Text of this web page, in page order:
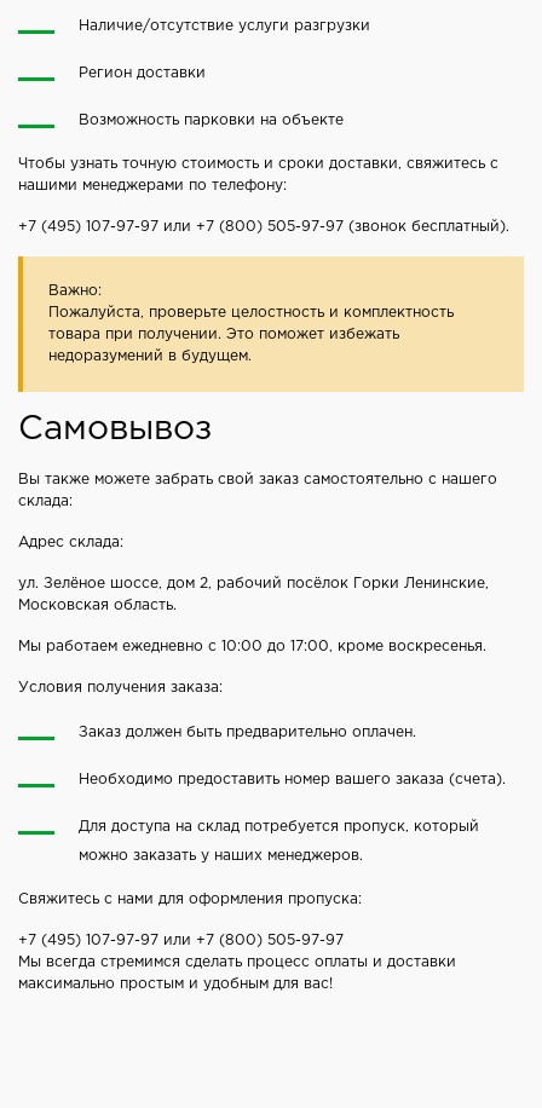
Наличие/отсутствие услуги разгрузки
Регион доставки
Возможность парковки на объекте
Чтобы узнать точную стоимость и сроки доставки, свяжитесь с
нашими менеджерами по телефону:
+7 (495) 107-97-97 или +7 (800) 505-97-97 (звонок бесплатный).
Важно:
Пожалуйста, проверьте целостность и комплектность
товара при получении. Это поможет избежать
недоразумений в будущем.
Самовывоз
Вы также можете забрать свой заказ самостоятельно с нашего
склада:
Адрес склада:
ул. Зелёное шоссе, дом 2, рабочий посёлок Горки Ленинские,
Московская область.
Мы работаем ежедневно с 10:00 до 17:00, кроме воскресенья.
Условия получения заказа:
Заказ должен быть предварительно оплачен.
Необходимо предоставить номер вашего заказа (счета).
Для доступа на склад потребуется пропуск, который
можно заказать у наших менеджеров.
Свяжитесь с нами для оформления пропуска:
+7 (495) 107-97-97 или +7 (800) 505-97-97
Мы всегда стремимся сделать процесс оплаты и доставки
максимально простым и удобным для вас!